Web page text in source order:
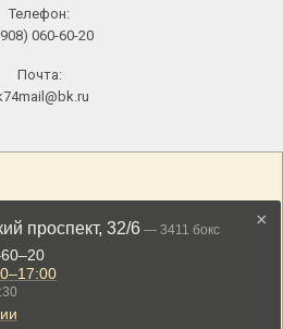
Телефон:
060-60-20
Почта: